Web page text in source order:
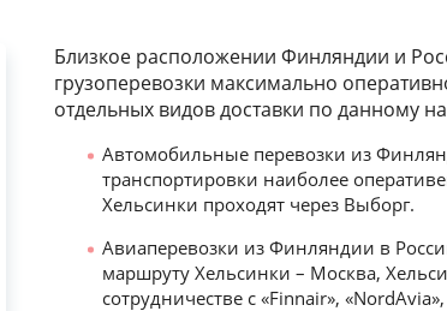
Близкое расположении Финляндии и
грузоперевозки максимально
отдельных видов доставки по данному
Автомобильные перевозки из
транспортировки наиболее
Хельсинки проходят через Выборг.
Авиаперевозки из Финляндии в
маршруту Хельсинки – Москва,
сотрудничестве с «Finnair»,